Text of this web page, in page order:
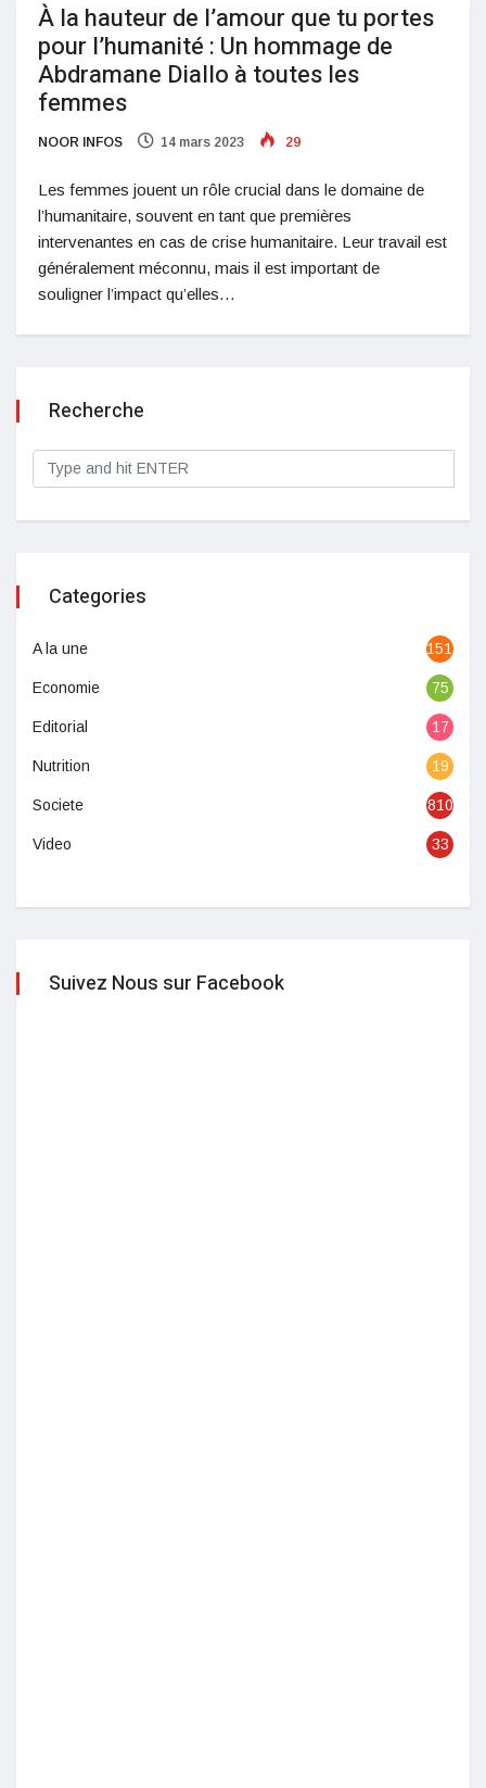
À la hauteur de l’amour que tu portes
pour l’humanité : Un hommage de
Abdramane Diallo à toutes les
femmes
NOOR INFOS 14 mars 2023 29
Les femmes jouent un rôle crucial dans le domaine de
l’humanitaire, souvent en tant que premières
intervenantes en cas de crise humanitaire. Leur travail est
généralement méconnu, mais il est important de
souligner l’impact qu’elles…
Recherche
Categories
A la une 1513
Economie 75
Editorial 17
Nutrition 19
Societe 810
Video 33
Suivez Nous sur Facebook